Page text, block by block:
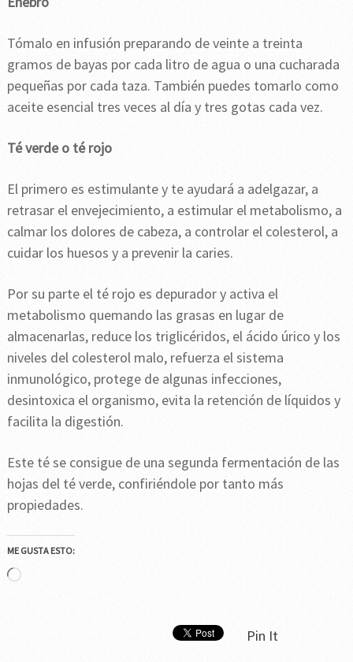
Tómalo en infusión preparando de veinte a treinta
gramos de bayas por cada litro de agua o una cucharada
pequeñas por cada taza. También puedes tomarlo como
aceite esencial tres veces al día y tres gotas cada vez.
Té verde o té rojo
El primero es estimulante y te ayudará a adelgazar, a
retrasar el envejecimiento, a estimular el metabolismo, a
calmar los dolores de cabeza, a controlar el colesterol, a
cuidar los huesos y a prevenir la caries.
Por su parte el té rojo es depurador y activa el
metabolismo quemando las grasas en lugar de
almacenarlas, reduce los triglicéridos, el ácido úrico y los
niveles del colesterol malo, refuerza el sistema
inmunológico, protege de algunas infecciones,
desintoxica el organismo, evita la retención de líquidos y
facilita la digestión.
Este té se consigue de una segunda fermentación de las
hojas del té verde, confiriéndole por tanto más
propiedades.
ME GUSTA ESTO:
Cargando...
Pin It